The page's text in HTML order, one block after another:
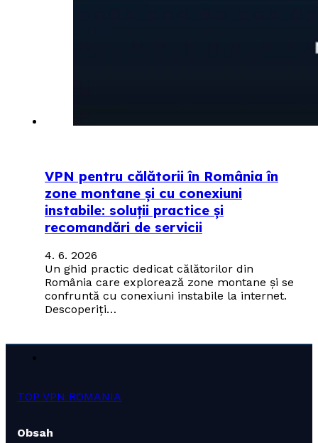
VPN pentru călătorii în România în
zone montane și cu conexiuni
instabile: soluții practice și
recomandări de servicii
4. 6. 2026
Un ghid practic dedicat călătorilor din
România care explorează zone montane și se
confruntă cu conexiuni instabile la internet.
Descoperiți…
TOP VPN ROMANIA
Obsah